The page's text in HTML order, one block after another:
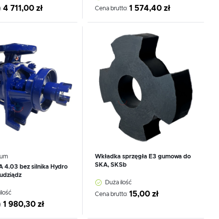
4 711,00 zł
Cena brutto:1 574,40 zł
4.03 bez silnika Hydro
1 980,30 zł
Wkładka sprzęgła E3 gumowa do
SKA, SKSb
Duża ilość
Cena brutto:15,00 zł
Dodaj do schowka